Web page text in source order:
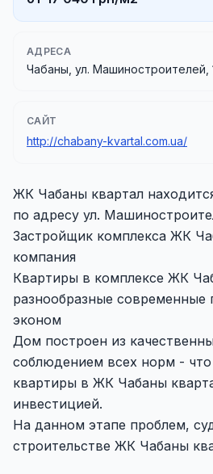
АДРЕСА
Чабаны, ул. Машиностроителей,
САЙТ
http://chabany-kvartal.com.ua/
ЖК Чабаны квартал
по адресу ул.
Застройщик комплекса ЖК
компания
Квартиры в комплексе ЖК
разнообразные современные
эконом
Дом построен из
соблюдением всех норм - что
квартиры в ЖК Чабаны
инвестицией.
На данном этапе проблем,
строительстве ЖК Чабаны